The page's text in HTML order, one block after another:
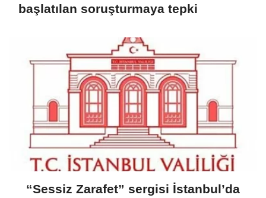
başlatılan soruşturmaya tepki
“Sessiz Zarafet” sergisi İstanbul’da